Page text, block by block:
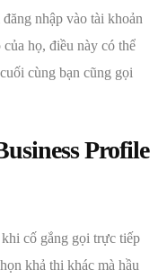
nhập vào tài khoản
họ, điều này có thể
cùng bạn cũng gọi
Profile
cố gắng gọi trực tiếp
khả thi khác mà hầu